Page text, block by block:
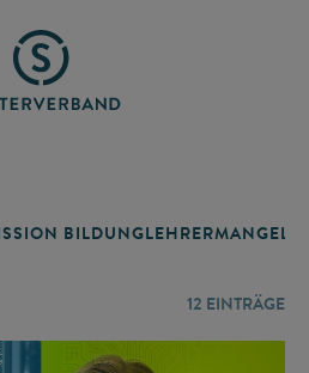
BILDUNGLEHRERMANGEL
12 EINTRÄGE